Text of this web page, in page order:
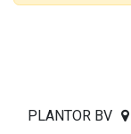
PLANTOR BV